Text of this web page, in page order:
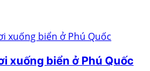
xuống biển ở Phú Quốc